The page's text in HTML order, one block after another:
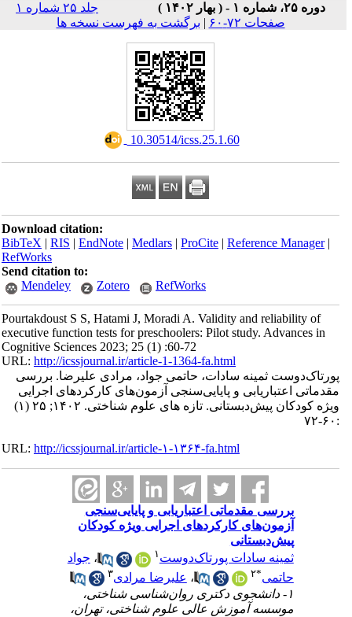
دوره ۲۵، شماره ۱ - ( بهار ۱۴۰۲ )
جلد ۲۵ شماره ۱
صفحات ۷۲-۶۰
| برگشت به فهرست نسخه ها
‎ 10.30514/icss.25.1.60
Download citation:
BibTeX|RIS|EndNote|Medlars|ProCite|Reference Manager
RefWorks
Send citation to:
Mendeley
Zotero RefWorks
Pourtakdoust S S, Hatami J, Moradi A. Validity and reliability of
executive function tests for preschoolers: Pilot study. Advances in
Cognitive Sciences 2023; 25 (1) :60-72
URL:http://icssjournal.ir/article-1-1364-fa.html
پورتاک‌دوست ثمینه سادات، حاتمی جواد، مرادی علیرضا. بررسی
مقدماتی اعتباریابی و پایایی‌سنجی آزمون‌های کارکردهای اجرایی
ویژه کودکان پیش‌دبستانی. تازه های علوم شناختی. ۱۴۰۲; ۲۵ (۱)
URL:http://icssjournal.ir/article-۱-۱۳۶۴-fa.html
بررسی مقدماتی اعتباریابی و پایایی‌سنجی
آزمون‌های کارکردهای اجرایی ویژه کودکان
پیش‌دبستانی
ثمینه سادات پورتاک‌دوست۱ ،جواد
حاتمی
۲ ،علیرضا مرادی
۱- دانشجوی دکتری روان‌شناسی شناختی،
موسسه آموزش عالی علوم شناختی، تهران،